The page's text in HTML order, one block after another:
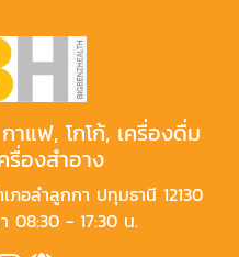
าแฟ, โกโก้, เครื่องดื่ม
รื่องสำอาง
อลำลูกกา ปทุมธานี 12130
08:30 - 17:30 น.